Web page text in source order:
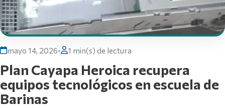
mayo 14, 2026• 1 min(s) de lectura
Plan Cayapa Heroica recupera
equipos tecnológicos en escuela de
Barinas